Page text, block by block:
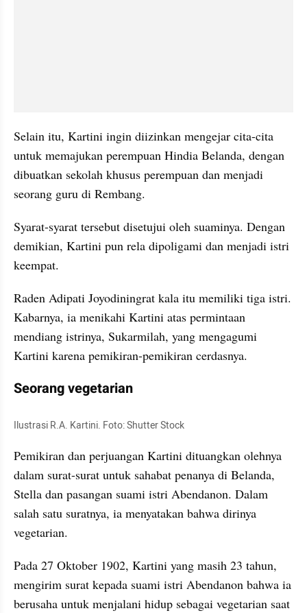
Selain itu, Kartini ingin diizinkan mengejar cita-cita
untuk memajukan perempuan Hindia Belanda, dengan
dibuatkan sekolah khusus perempuan dan menjadi
seorang guru di Rembang.
Syarat-syarat tersebut disetujui oleh suaminya. Dengan
demikian, Kartini pun rela dipoligami dan menjadi istri
keempat.
Raden Adipati Joyodiningrat kala itu memiliki tiga istri.
Kabarnya, ia menikahi Kartini atas permintaan
mendiang istrinya, Sukarmilah, yang mengagumi
Kartini karena pemikiran-pemikiran cerdasnya.
Seorang vegetarian
Ilustrasi R.A. Kartini. Foto: Shutter Stock
Pemikiran dan perjuangan Kartini dituangkan olehnya
dalam surat-surat untuk sahabat penanya di Belanda,
Stella dan pasangan suami istri Abendanon. Dalam
salah satu suratnya, ia menyatakan bahwa dirinya
vegetarian.
Pada 27 Oktober 1902, Kartini yang masih 23 tahun,
mengirim surat kepada suami istri Abendanon bahwa ia
berusaha untuk menjalani hidup sebagai vegetarian saat